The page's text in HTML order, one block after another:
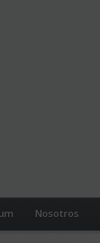
Nosotros